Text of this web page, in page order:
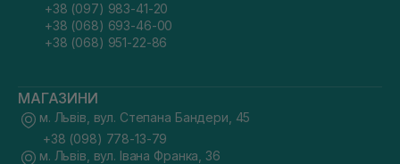
+38 (097) 983-41-20
+38 (068) 693-46-00
+38 (068) 951-22-86
МАГАЗИНИ
м. Львів, вул. Степана Бандери, 45
+38 (098) 778-13-79
м. Львів, вул. Івана Франка, 36